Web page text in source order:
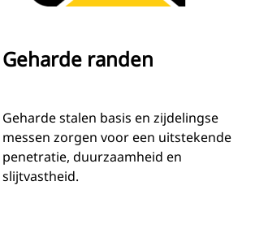
Geharde randen
Geharde stalen basis en zijdelingse
messen zorgen voor een uitstekende
penetratie, duurzaamheid en
slijtvastheid.